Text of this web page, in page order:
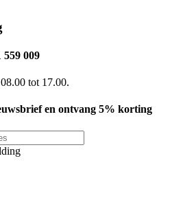
559 009
tot 17.00.
en ontvang 5% korting